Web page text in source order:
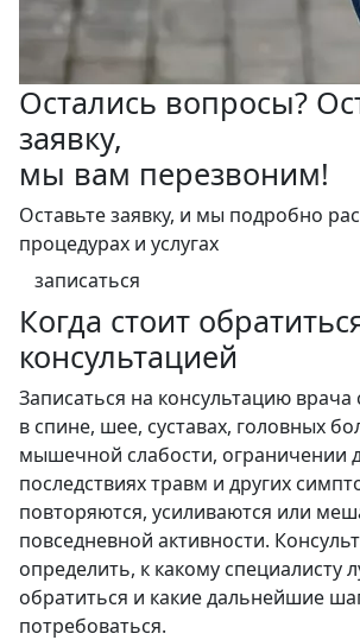
Остались вопросы?
заявку,
мы вам перезвоним!
Оставьте заявку, и мы подробно
процедурах и услугах
записаться
Когда стоит
консультацией
Записаться на консультацию врача
в спине, шее, суставах, головных
мышечной слабости, ограничении
последствиях травм и других
повторяются, усиливаются или
повседневной активности.
определить, к какому специалисту
обратиться и какие дальнейшие
потребоваться.